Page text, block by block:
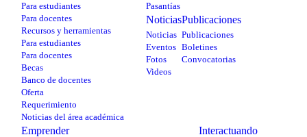
Para estudiantes
Para docentes
Recursos y herramientas
Para estudiantes
Para docentes
Becas
Banco de docentes
Oferta
Requerimiento
Noticias del área académica
Pasantías
Noticias
Noticias
Eventos
Fotos
Videos
Publicaciones
Publicaciones
Boletines
Convocatorias
Emprender Interactuando